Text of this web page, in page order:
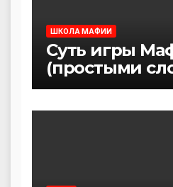
ШКОЛА МАФИИ
Суть игры
(простыми